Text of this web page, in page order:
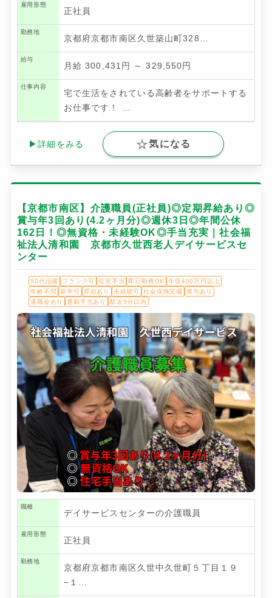
雇用形態
正社員
勤務地
京都府京都市南区久世築山町328…
給与
月給 300,431円 ～ 329,550円
仕事内容
宅で生活をされている高齢者をサポートする
お仕事です！
…
▶詳細をみる 気になる
【京都市南区】介護職員(正社員)◎定期昇給あり◎
賞与年3回あり(4.2ヶ月分)◎週休3日◎年間公休
162日！◎無資格・未経験OK◎手当充実｜社会福
祉法人清和園 京都市久世西老人デイサービスセ
ンター
50代活躍 ブランク可 住宅手当 即日勤務OK
年収400万円以上
年齢不問
新卒可 昇給あり 未経験可 社会保険完備
賞与あり
退職金あり
通勤手当あり 駅近5分以内
職種
デイサービスセンターの介護職員
雇用形態
正社員
勤務地
京都府京都市南区久世中久世町５丁目１９
−１…